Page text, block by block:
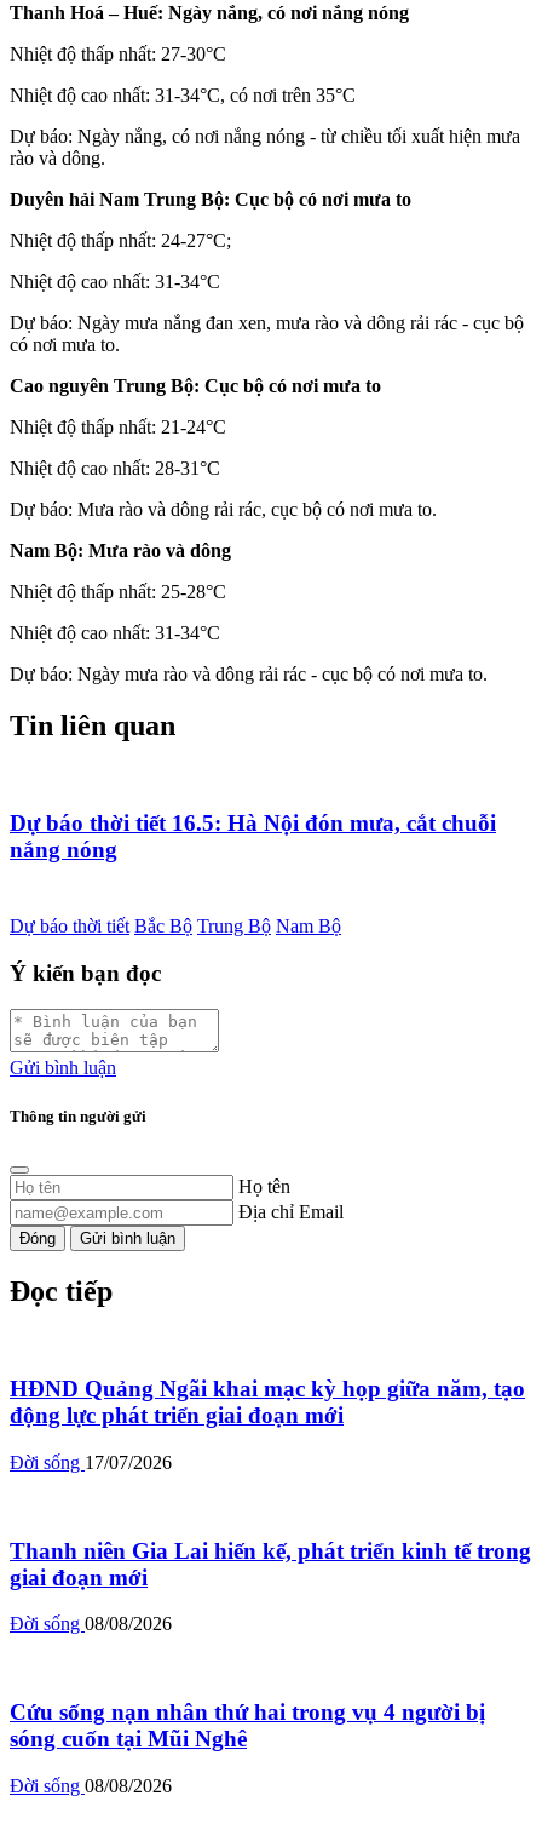
Thanh Hoá – Huế: Ngày nắng, có nơi nắng nóng
Nhiệt độ thấp nhất: 27-30°C
Nhiệt độ cao nhất: 31-34°C, có nơi trên 35°C
Dự báo: Ngày nắng, có nơi nắng nóng - từ chiều tối xuất hiện mưa
rào và dông.
Duyên hải Nam Trung Bộ: Cục bộ có nơi mưa to
Nhiệt độ thấp nhất: 24-27°C;
Nhiệt độ cao nhất: 31-34°C
Dự báo: Ngày mưa nắng đan xen, mưa rào và dông rải rác - cục bộ
có nơi mưa to.
Cao nguyên Trung Bộ: Cục bộ có nơi mưa to
Nhiệt độ thấp nhất: 21-24°C
Nhiệt độ cao nhất: 28-31°C
Dự báo: Mưa rào và dông rải rác, cục bộ có nơi mưa to.
Nam Bộ: Mưa rào và dông
Nhiệt độ thấp nhất: 25-28°C
Nhiệt độ cao nhất: 31-34°C
Dự báo: Ngày mưa rào và dông rải rác - cục bộ có nơi mưa to.
Tin liên quan
Dự báo thời tiết 16.5: Hà Nội đón mưa, cắt chuỗi
nắng nóng
Dự báo thời tiết Bắc Bộ Trung Bộ Nam Bộ
Ý kiến bạn đọc
Gửi bình luận
Thông tin người gửi
Họ tên
Địa chỉ Email
Đóng Gửi bình luận
Đọc tiếp
HĐND Quảng Ngãi khai mạc kỳ họp giữa năm, tạo
động lực phát triển giai đoạn mới
Đời sống 17/07/2026
Thanh niên Gia Lai hiến kế, phát triển kinh tế trong
giai đoạn mới
Đời sống 08/08/2026
Cứu sống nạn nhân thứ hai trong vụ 4 người bị
sóng cuốn tại Mũi Nghê
Đời sống 08/08/2026